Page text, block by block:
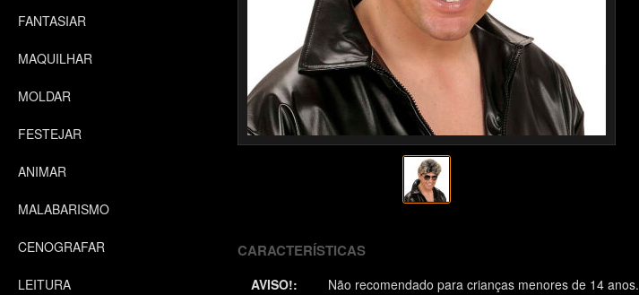
FANTASIAR
MAQUILHAR
MOLDAR
FESTEJAR
ANIMAR
MALABARISMO
CENOGRAFAR
LEITURA
CARACTERÍSTICAS
AVISO!: Não recomendado para crianças menores de 14 anos.